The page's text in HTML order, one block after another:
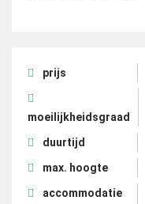
prijs
moeilijkheidsgraad
duurtijd
max. hoogte
accommodatie